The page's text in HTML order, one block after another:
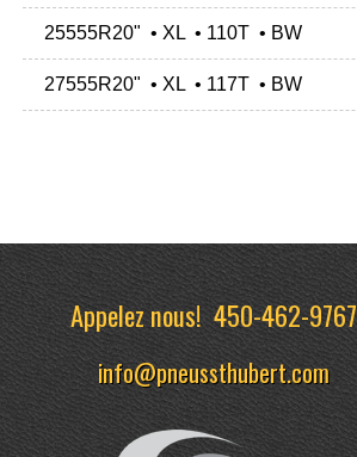
25555R20" • XL • 110T • BW
27555R20" • XL • 117T • BW
Appelez nous!450-462-9767
info@pneussthubert.com